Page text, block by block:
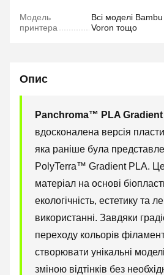
Модель
принтера
Всі моделі
Voron тощо
Опис
Panchroma™ PLA Gradient
вдосконалена версія
яка раніше була
PolyTerra™ Gradient PLA. Це
матеріал на основі
екологічність, естетику та
використанні. Завдяки
переходу кольорів
створювати унікальні
зміною відтінків без